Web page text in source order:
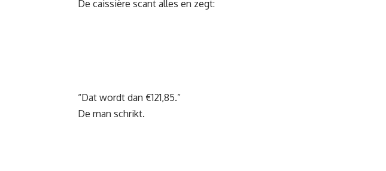
De caissière scant alles en zegt:
“Dat wordt dan €121,85.”
De man schrikt.